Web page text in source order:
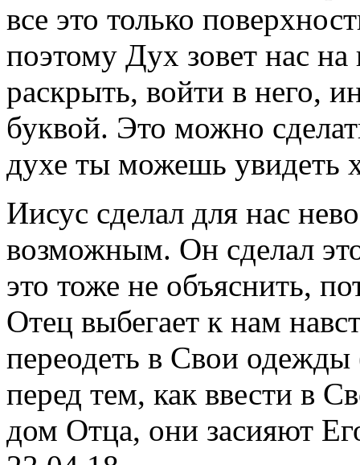
все это только
поэтому Дух зовет нас
раскрыть, войти в него,
буквой. Это можно
духе ты можешь увидеть
Иисус сделал для нас
возможным. Он сделал
это тоже не объяснить,
Отец выбегает к нам
переодеть в Свои
перед тем, как ввести в
дом Отца, они засияют